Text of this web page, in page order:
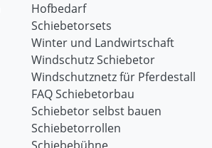
Hofbedarf
Schiebetorsets
Winter und Landwirtschaft
Windschutz Schiebetor
Windschutznetz für Pferdestall
FAQ Schiebetorbau
Schiebetor selbst bauen
Schiebetorrollen